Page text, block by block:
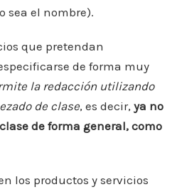
sea el nombre).
que pretendan
de forma muy
la redacción utilizando
de clase, es decir, ya no
de forma general, como
los productos y servicios